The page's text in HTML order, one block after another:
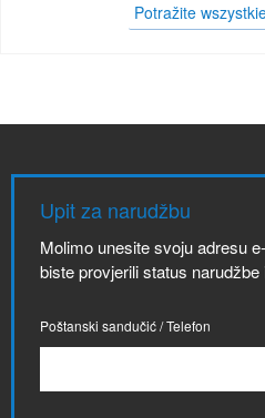
Potražite
Upit za narudžbu
Molimo unesite svoju adresu
biste provjerili status
Poštanski sandučić / Telefon